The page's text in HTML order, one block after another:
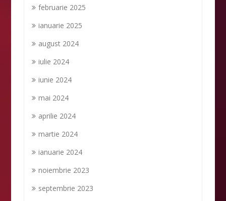
februarie 2025
ianuarie 2025
august 2024
iulie 2024
iunie 2024
mai 2024
aprilie 2024
martie 2024
ianuarie 2024
noiembrie 2023
septembrie 2023